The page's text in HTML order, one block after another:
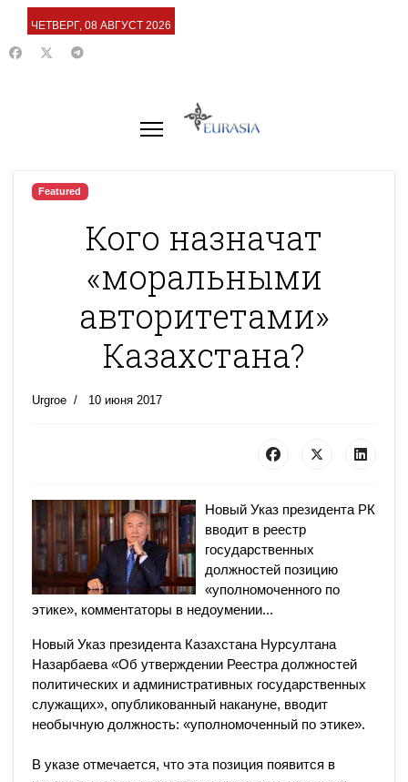
ЧЕТВЕРГ, 08 АВГУСТ 2026
Featured
Кого назначат
«моральными
авторитетами»
Казахстана?
Urgroe 10 июня 2017
Новый Указ президента РК
вводит в реестр
государственных
должностей позицию
«уполномоченного по
этике», комментаторы в недоумении...
Новый Указ президента Казахстана Нурсултана
Назарбаева «Об утверждении Реестра должностей
политических и административных государственных
служащих», опубликованный накануне, вводит
необычную должность: «уполномоченный по этике».
В указе отмечается, что эта позиция появится в